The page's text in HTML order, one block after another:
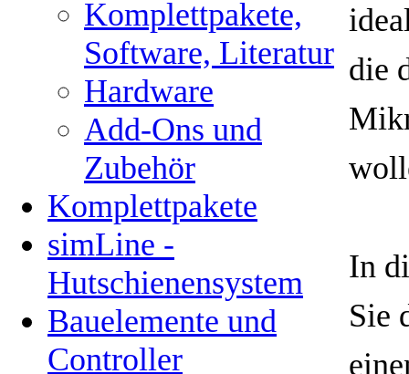
Komplettpakete,
Software, Literatur
Hardware
Add-Ons und
Zubehör
Komplettpakete
simLine -
Hutschienensystem
Bauelemente und
Controller
die
In
Sie